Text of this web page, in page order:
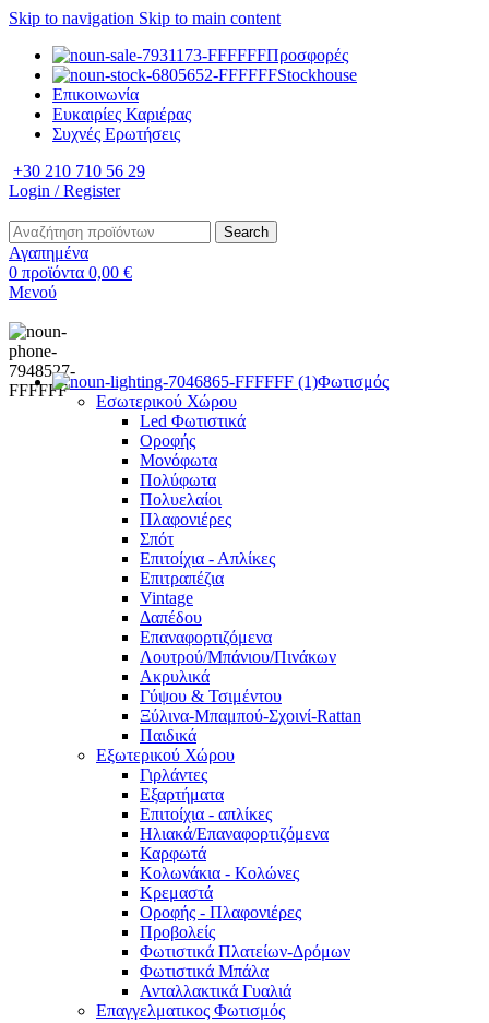
Skip to navigation Skip to main content
Προσφορές
Stockhouse
Επικοινωνία
Ευκαιρίες Καριέρας
Συχνές Ερωτήσεις
+30 210 710 56 29
Login / Register
Search
Αγαπημένα
0 προϊόντα 0,00 €
Μενού
Φωτισμός
Εσωτερικού Χώρου
Led Φωτιστικά
Οροφής
Μονόφωτα
Πολύφωτα
Πολυελαίοι
Πλαφονιέρες
Σπότ
Επιτοίχια - Απλίκες
Επιτραπέζια
Vintage
Δαπέδου
Επαναφορτιζόμενα
Λουτρού/Μπάνιου/Πινάκων
Ακρυλικά
Γύψου & Τσιμέντου
Ξύλινα-Μπαμπού-Σχοινί-Rattan
Παιδικά
Εξωτερικού Χώρου
Γιρλάντες
Εξαρτήματα
Επιτοίχια - απλίκες
Ηλιακά/Επαναφορτιζόμενα
Καρφωτά
Κολωνάκια - Κολώνες
Κρεμαστά
Οροφής - Πλαφονιέρες
Προβολείς
Φωτιστικά Πλατείων-Δρόμων
Φωτιστικά Μπάλα
Ανταλλακτικά Γυαλιά
Επαγγελματικος Φωτισμός